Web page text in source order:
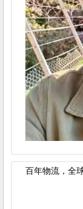
百年物流，全